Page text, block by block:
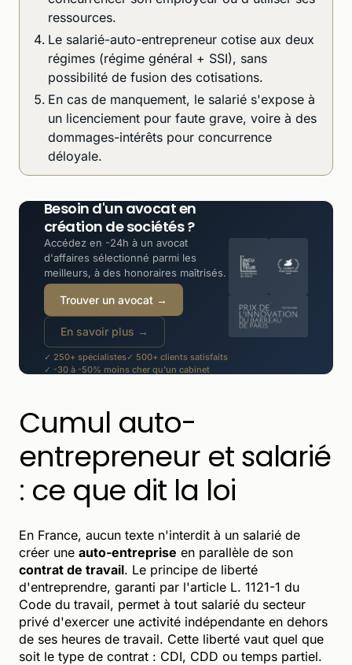
ressources.
Le salarié-auto-entrepreneur cotise aux deux
régimes (régime général + SSI), sans
possibilité de fusion des cotisations.
En cas de manquement, le salarié s'expose à
un licenciement pour faute grave, voire à des
dommages-intérêts pour concurrence
déloyale.
Besoin d'un avocat en
création de sociétés ?
Accédez en -24h à un avocat
d'affaires sélectionné parmi les
meilleurs, à des honoraires maîtrisés.
Trouver un avocat →
En savoir plus →
✓ 250+ spécialistes✓ 500+ clients satisfaits
✓ -30 à -50% moins cher qu'un cabinet
Cumul auto-
entrepreneur et salarié
: ce que dit la loi
En France, aucun texte n'interdit à un salarié de
créer une auto-entreprise en parallèle de son
contrat de travail. Le principe de liberté
d'entreprendre, garanti par l'article L. 1121-1 du
Code du travail, permet à tout salarié du secteur
privé d'exercer une activité indépendante en dehors
de ses heures de travail. Cette liberté vaut quel que
soit le type de contrat : CDI, CDD ou temps partiel.